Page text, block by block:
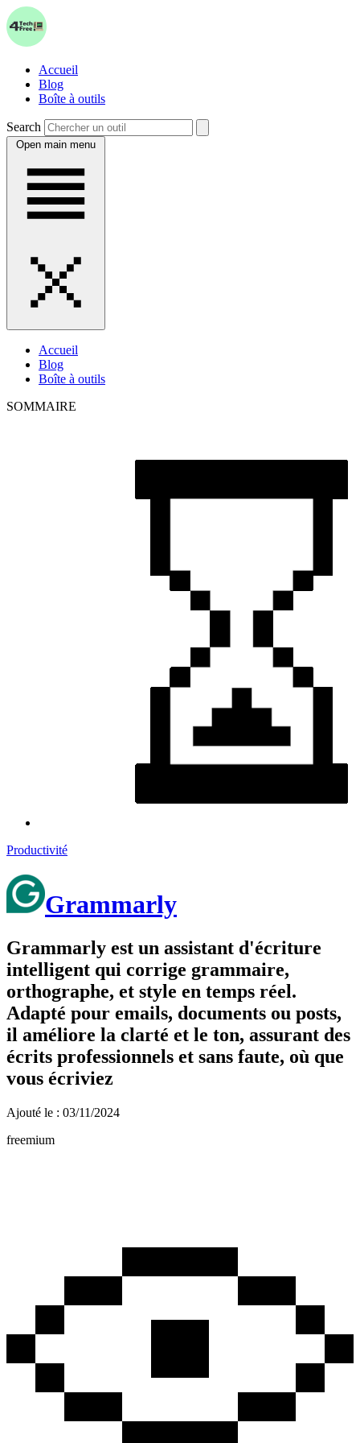
Accueil
Blog
Boîte à outils
Search
Open main menu
Accueil
Blog
Boîte à outils
SOMMAIRE
Productivité
Grammarly
Grammarly est un assistant d'écriture
intelligent qui corrige grammaire,
orthographe, et style en temps réel.
Adapté pour emails, documents ou posts,
il améliore la clarté et le ton, assurant des
écrits professionnels et sans faute, où que
vous écriviez
Ajouté le : 03/11/2024
freemium